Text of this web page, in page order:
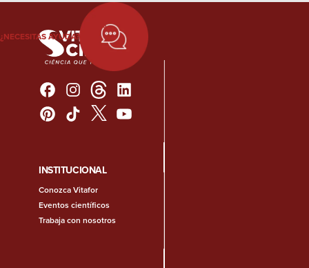
¿NECESITAS AYUDA?
INSTITUCIONAL
Conozca Vitafor
Eventos científicos
Trabaja con nosotros